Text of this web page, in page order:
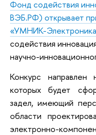
Фонд содействия
ВЭБ.РФ) открывает
«УМНИК-
содействия
научно-
Конкурс
которых будет
задел, имеющий
области
электронно-